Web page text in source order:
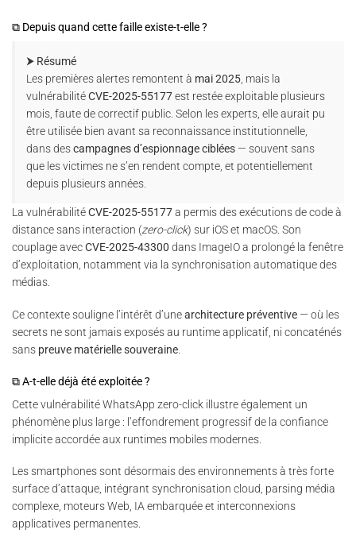
⧉ Depuis quand cette faille existe-t-elle ?
⮞ Résumé
Les premières alertes remontent à mai 2025 , mais la
vulnérabilitéCVE-2025-55177est restée exploitable plusieurs
mois, faute de correctif public. Selon les experts, elle aurait pu
être utilisée bien avant sa reconnaissance institutionnelle,
dans descampagnes d’espionnage ciblées — souvent sans
que les victimes ne s’en rendent compte, et potentiellement
depuis plusieurs années.
La vulnérabilitéCVE-2025-55177a permis des exécutions de code à
distance sans interaction (zero-click) sur iOS et macOS. Son
couplage avecCVE-2025-43300 dans ImageIO a prolongé la fenêtre
d’exploitation, notamment via la synchronisation automatique des
médias.
Ce contexte souligne l’intérêt d’unearchitecture préventive — où les
secrets ne sont jamais exposés au runtime applicatif, ni concaténés
sans preuve matérielle souveraine
⧉ A-t-elle déjà été exploitée ?
Cette vulnérabilité WhatsApp zero-click illustre également un
phénomène plus large : l’effondrement progressif de la confiance
implicite accordée aux runtimes mobiles modernes.
Les smartphones sont désormais des environnements à très forte
surface d’attaque, intégrant synchronisation cloud, parsing média
complexe, moteurs Web, IA embarquée et interconnexions
applicatives permanentes.